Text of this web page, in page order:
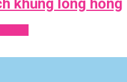
khủng long hồng